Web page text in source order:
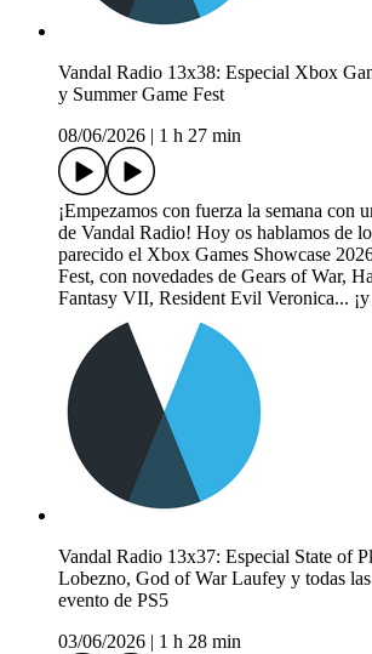
Vandal Radio 13x38: Especial Xbox
y Summer Game Fest
08/06/2026
1 h 27 min
¡Empezamos con fuerza la semana con
de Vandal Radio! Hoy os hablamos de
parecido el Xbox Games Showcase
Fest, con novedades de Gears of War,
Fantasy VII, Resident Evil Veronica...
Vandal Radio 13x37: Especial State of
Lobezno, God of War Laufey y todas
evento de PS5
03/06/2026
1 h 28 min